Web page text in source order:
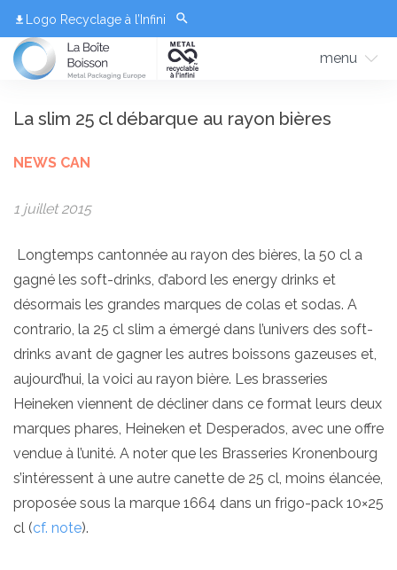
Logo Recyclage à l’Infini
menu
La slim 25 cl débarque au rayon bières
NEWS CAN
1 juillet 2015
Longtemps cantonnée au rayon des bières, la 50 cl a
gagné les soft-drinks, d’abord les energy drinks et
désormais les grandes marques de colas et sodas. A
contrario, la 25 cl slim a émergé dans l’univers des soft-
drinks avant de gagner les autres boissons gazeuses et,
aujourd’hui, la voici au rayon bière. Les brasseries
Heineken viennent de décliner dans ce format leurs deux
marques phares, Heineken et Desperados, avec une offre
vendue à l’unité. A noter que les Brasseries Kronenbourg
s’intéressent à une autre canette de 25 cl, moins élancée,
proposée sous la marque 1664 dans un frigo-pack 10×25
cl (cf. note).